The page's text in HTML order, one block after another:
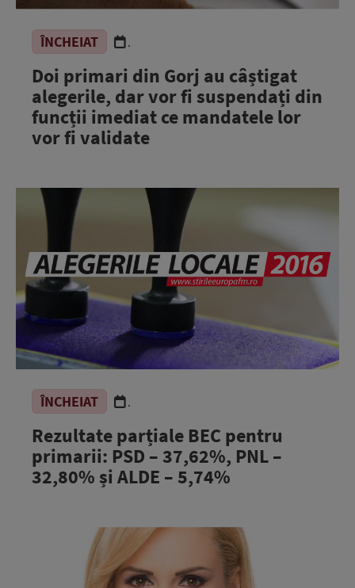
ÎNCHEIAT .
Doi primari din Gorj au câștigat
alegerile, dar vor fi suspendați din
funcții imediat ce mandatele lor
vor fi validate
ÎNCHEIAT .
Rezultate parțiale BEC pentru
primarii: PSD – 37,62%, PNL –
32,80% și ALDE – 5,74%